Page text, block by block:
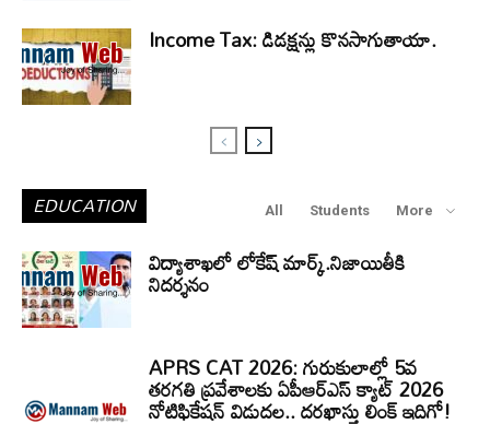
Income Tax: డిడక్షన్లు కొనసాగుతాయా.
EDUCATION All Students More
విద్యాశాఖలో లోకేష్ మార్క్.నిజాయితీకి
నిదర్శనం
APRS CAT 2026: గురుకులాల్లో 5వ
తరగతి ప్రవేశాలకు ఏపీఆర్‌ఎస్‌ క్యాట్‌ 2026
నోటిఫికేషన్‌ విడుదల.. దరఖాస్తు లింక్‌ ఇదిగో!